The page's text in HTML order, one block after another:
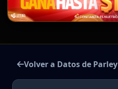
Volver a Datos de Parley